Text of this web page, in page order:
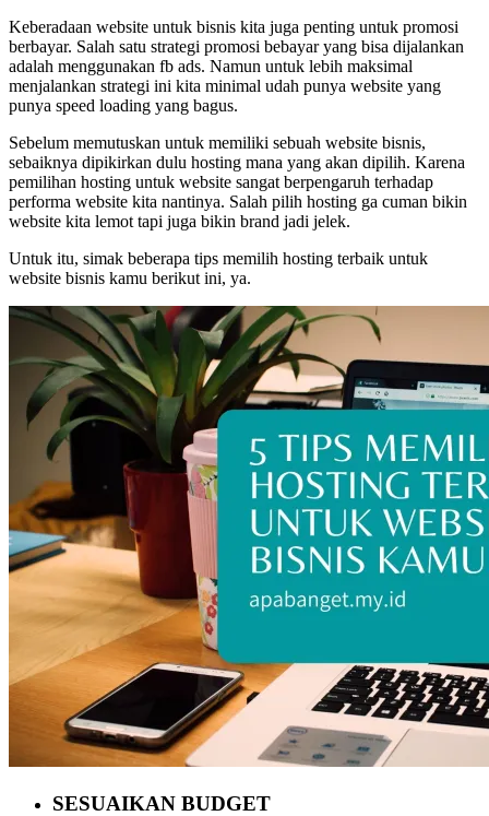
Keberadaan website untuk bisnis kita juga penting untuk promosi
berbayar. Salah satu strategi promosi bebayar yang bisa dijalankan
adalah menggunakan fb ads. Namun untuk lebih maksimal
menjalankan strategi ini kita minimal udah punya website yang
punya speed loading yang bagus.
Sebelum memutuskan untuk memiliki sebuah website bisnis,
sebaiknya dipikirkan dulu hosting mana yang akan dipilih. Karena
pemilihan hosting untuk website sangat berpengaruh terhadap
performa website kita nantinya. Salah pilih hosting ga cuman bikin
website kita lemot tapi juga bikin brand jadi jelek.
Untuk itu, simak beberapa tips memilih hosting terbaik untuk
website bisnis kamu berikut ini, ya.
SESUAIKAN BUDGET